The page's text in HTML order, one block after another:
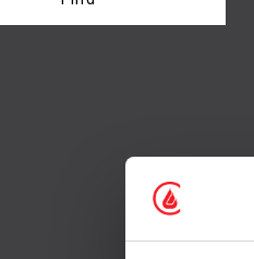
Wood stoves